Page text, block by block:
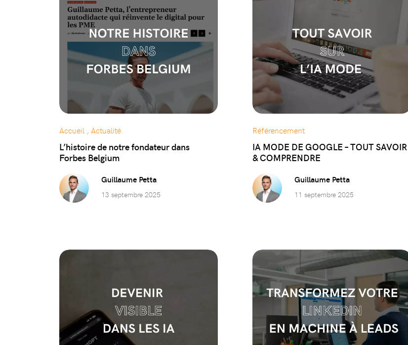
Accueil , Actualité
L’histoire de notre fondateur dans
Forbes Belgium
Guillaume Petta
13 septembre 2025
Référencement
IA MODE DE GOOGLE – TOUT SAVOIR
& COMPRENDRE
Guillaume Petta
11 septembre 2025